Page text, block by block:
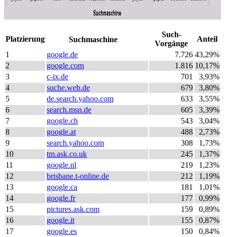
Platzierung Suchmaschine
Such-
Vorgänge
Anteil
1
google.de 7.726 43,29%
2
google.com 1.816 10,17%
3
c-ix.de 701
3,93%
4
suche.web.de 679
3,80%
5
de.search.yahoo.com 633
3,55%
6
search.msn.de 605
3,39%
7
google.ch 543
3,04%
8
google.at 488
2,73%
9
search.yahoo.com 308
1,73%
10
tm.ask.co.uk 245
1,37%
11
google.nl 219
1,23%
12
brisbane.t-online.de 212
1,19%
13
google.ca 181
1,01%
14
google.fr 177
0,99%
15
pictures.ask.com 159
0,89%
16
google.it 155
0,87%
17
google.es 150
0,84%